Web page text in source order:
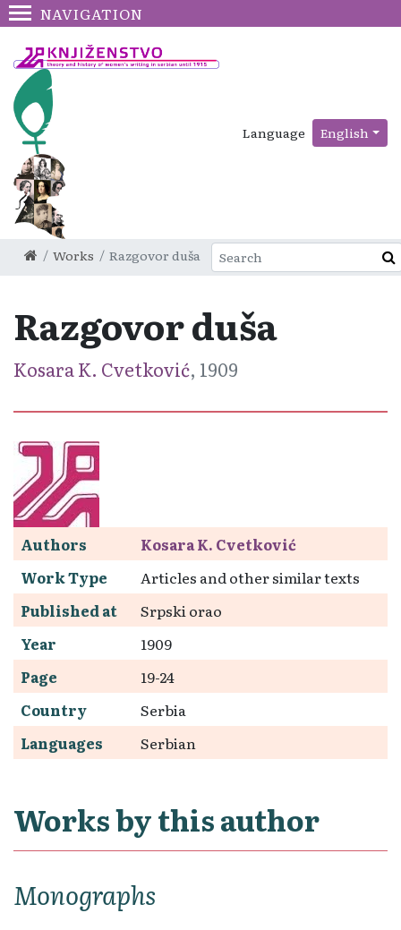
NAVIGATION
Language English
Works Razgovor duša
Razgovor duša
Kosara K. Cvetković, 1909
Authors
Kosara K. Cvetković
Work Type
Articles and other similar texts
Published at
Srpski orao
Year
1909
Page
19-24
Country
Serbia
Languages
Serbian
Works by this author
Monographs